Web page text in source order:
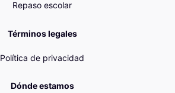
Repaso escolar
Términos legales
Política de privacidad
Dónde estamos